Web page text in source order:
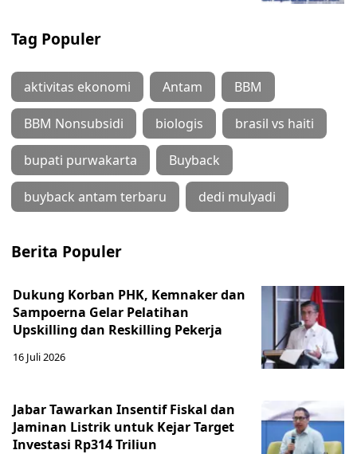
Tag Populer
aktivitas ekonomi Antam BBM
BBM Nonsubsidi biologis brasil vs haiti
bupati purwakarta Buyback
buyback antam terbaru dedi mulyadi
Berita Populer
Dukung Korban PHK, Kemnaker dan
Sampoerna Gelar Pelatihan
Upskilling dan Reskilling Pekerja
16 Juli 2026
Jabar Tawarkan Insentif Fiskal dan
Jaminan Listrik untuk Kejar Target
Investasi Rp314 Triliun